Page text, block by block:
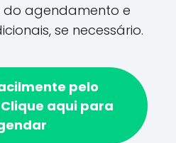
agendamento e
se necessário.
pelo
Clique aqui para